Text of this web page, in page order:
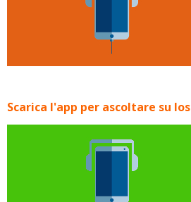
Scarica l'app per ascoltare su Ios